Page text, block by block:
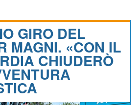
GIRO DEL
MAGNI. «CON IL
CHIUDERÒ